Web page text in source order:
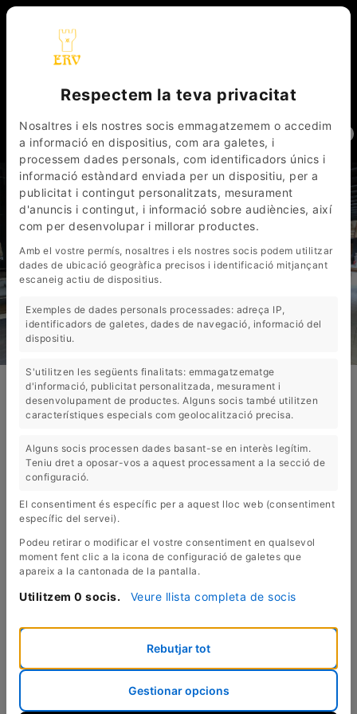
CAT _ ESP
EL ROURE VELL: BOTIGA DE
MOBLES DE ROURE RÚSTICS I
ARTESANS A LA COSTA BRAVA
AEl Roure Vell
del negoci familiar. Estem situats a
Castelló d'Empúries (Costa Brava), des
d'on oferim els nostres mobles artesans
de fusta de roure. Albert Ventós
mobles rústics que ens caracteritzen,
mobles artesans que poden durar tota
una vida! Com que treballem tant per a
empreses com per a particulars, el
Respectem la teva privacitat
Nosaltres i els nostres socis emmagatzemem o accedim
a informació en dispositius, com ara galetes, i
processem dades personals, com identificadors únics i
informació estàndard enviada per un dispositiu, per a
publicitat i contingut personalitzats, mesurament
d'anuncis i contingut, i informació sobre audiències, així
com per desenvolupar i millorar productes.
Amb el vostre permís, nosaltres i els nostres socis podem utilitzar
dades de ubicació geogràfica precisos i identificació mitjançant
escaneig actiu de dispositius.
Exemples de dades personals processades: adreça IP,
identificadors de galetes, dades de navegació, informació del
dispositiu.
S'utilitzen les següents finalitats: emmagatzematge
d'informació, publicitat personalitzada, mesurament i
desenvolupament de productes. Alguns socis també utilitzen
característiques especials com geolocalització precisa.
Alguns socis processen dades basant-se en interès legítim.
Teniu dret a oposar-vos a aquest processament a la secció de
configuració.
El consentiment és específic per a aquest lloc web (consentiment
específic del servei).
Podeu retirar o modificar el vostre consentiment en qualsevol
moment fent clic a la icona de configuració de galetes que
apareix a la cantonada de la pantalla.
Utilitzem 0 socis. Veure llista completa de socis
Rebutjar tot
Gestionar opcions